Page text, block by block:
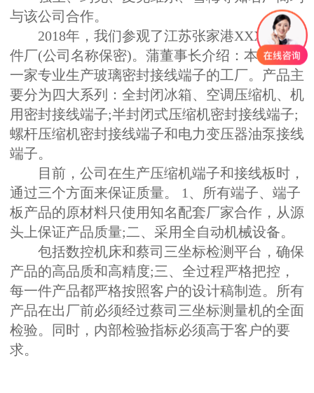
与该公司合作。
2018年，我们参观了江苏张家港XXX零部
件厂(公司名称保密)。蒲董事长介绍：本公司是
一家专业生产玻璃密封接线端子的工厂。产品主
要分为四大系列：全封闭冰箱、空调压缩机、机
用密封接线端子;半封闭式压缩机密封接线端子;
螺杆压缩机密封接线端子和电力变压器油泵接线
端子。
目前，公司在生产压缩机端子和接线板时，
通过三个方面来保证质量。 1、所有端子、端子
板产品的原材料只使用知名配套厂家合作，从源
头上保证产品质量;二、采用全自动机械设备。
包括数控机床和蔡司三坐标检测平台，确保
产品的高品质和高精度;三、全过程严格把控，
每一件产品都严格按照客户的设计稿制造。所有
产品在出厂前必须经过蔡司三坐标测量机的全面
检验。同时，内部检验指标必须高于客户的要
求。